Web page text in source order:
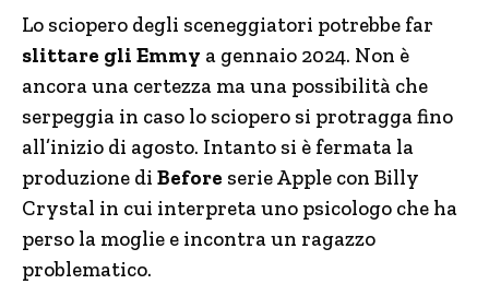
Lo sciopero degli sceneggiatori potrebbe far
slittare gli Emmy a gennaio 2024. Non è
ancora una certezza ma una possibilità che
serpeggia in caso lo sciopero si protragga fino
all’inizio di agosto. Intanto si è fermata la
produzione di Before serie Apple con Billy
Crystal in cui interpreta uno psicologo che ha
perso la moglie e incontra un ragazzo
problematico.